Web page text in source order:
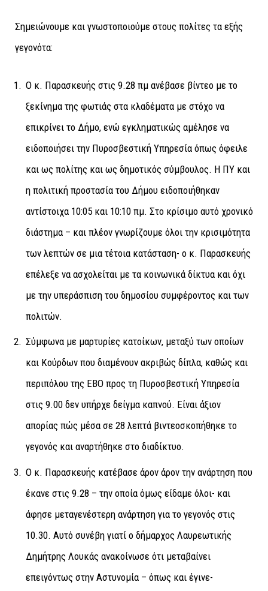
Σημειώνουμε και γνωστοποιούμε στους πολίτες τα εξής
γεγονότα:
Ο κ. Παρασκευής στις 9.28 πμ ανέβασε βίντεο με το
ξεκίνημα της φωτιάς στα κλαδέματα με στόχο να
επικρίνει το Δήμο, ενώ εγκληματικώς αμέλησε να
ειδοποιήσει την Πυροσβεστική Υπηρεσία όπως όφειλε
και ως πολίτης και ως δημοτικός σύμβουλος. Η ΠΥ και
η πολιτική προστασία του Δήμου ειδοποιήθηκαν
αντίστοιχα 10:05 και 10:10 πμ. Στο κρίσιμο αυτό χρονικό
διάστημα – και πλέον γνωρίζουμε όλοι την κρισιμότητα
των λεπτών σε μια τέτοια κατάσταση- ο κ. Παρασκευής
επέλεξε να ασχολείται με τα κοινωνικά δίκτυα και όχι
με την υπεράσπιση του δημοσίου συμφέροντος και των
πολιτών.
Σύμφωνα με μαρτυρίες κατοίκων, μεταξύ των οποίων
και Κούρδων που διαμένουν ακριβώς δίπλα, καθώς και
περιπόλου της ΕΒΟ προς τη Πυροσβεστική Υπηρεσία
στις 9.00 δεν υπήρχε δείγμα καπνού. Είναι άξιον
απορίας πώς μέσα σε 28 λεπτά βιντεοσκοπήθηκε το
γεγονός και αναρτήθηκε στο διαδίκτυο.
Ο κ. Παρασκευής κατέβασε άρον άρον την ανάρτηση που
έκανε στις 9.28 – την οποία όμως είδαμε όλοι- και
άφησε μεταγενέστερη ανάρτηση για το γεγονός στις
10.30. Αυτό συνέβη γιατί ο δήμαρχος Λαυρεωτικής
Δημήτρης Λουκάς ανακοίνωσε ότι μεταβαίνει
επειγόντως στην Αστυνομία – όπως και έγινε-